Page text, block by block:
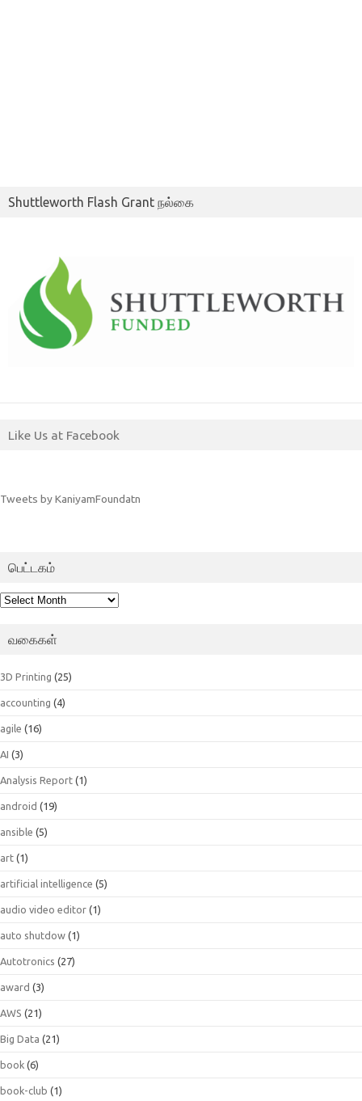
Shuttleworth Flash Grant நல்கை
Like Us at Facebook
Tweets by KaniyamFoundatn
பெட்டகம்
பெட்டகம்
வகைகள்
3D Printing (25)
accounting (4)
agile (16)
AI (3)
Analysis Report (1)
android (19)
ansible (5)
art (1)
artificial intelligence (5)
audio video editor (1)
auto shutdow (1)
Autotronics (27)
award (3)
AWS (21)
Big Data (21)
book (6)
book-club (1)